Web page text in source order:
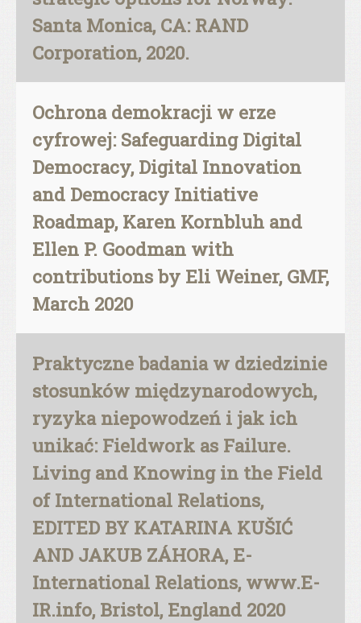
Santa Monica, CA: RAND
Corporation, 2020.
Ochrona demokracji w erze
cyfrowej: Safeguarding Digital
Democracy, Digital Innovation
and Democracy Initiative
Roadmap, Karen Kornbluh and
Ellen P. Goodman with
contributions by Eli Weiner, GMF,
March 2020
Praktyczne badania w dziedzinie
stosunków międzynarodowych,
ryzyka niepowodzeń i jak ich
unikać: Fieldwork as Failure.
Living and Knowing in the Field
of International Relations,
EDITED BY KATARINA KUŠIĆ
AND JAKUB ZÁHORA, E-
International Relations, www.E-
IR.info, Bristol, England 2020